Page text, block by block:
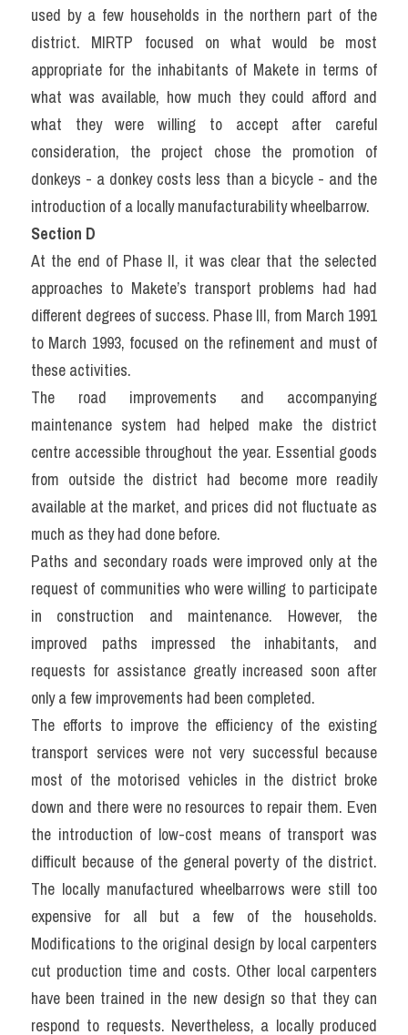
used by a few households in the northern part of the
district. MIRTP focused on what would be most
appropriate for the inhabitants of Makete in terms of
what was available, how much they could afford and
what they were willing to accept after careful
consideration, the project chose the promotion of
donkeys - a donkey costs less than a bicycle - and the
introduction of a locally manufacturability wheelbarrow.
Section D
At the end of Phase II, it was clear that the selected
approaches to Makete’s transport problems had had
different degrees of success. Phase III, from March 1991
to March 1993, focused on the refinement and must of
these activities.
The road improvements and accompanying
maintenance system had helped make the district
centre accessible throughout the year. Essential goods
from outside the district had become more readily
available at the market, and prices did not fluctuate as
much as they had done before.
Paths and secondary roads were improved only at the
request of communities who were willing to participate
in construction and maintenance. However, the
improved paths impressed the inhabitants, and
requests for assistance greatly increased soon after
only a few improvements had been completed.
The efforts to improve the efficiency of the existing
transport services were not very successful because
most of the motorised vehicles in the district broke
down and there were no resources to repair them. Even
the introduction of low-cost means of transport was
difficult because of the general poverty of the district.
The locally manufactured wheelbarrows were still too
expensive for all but a few of the households.
Modifications to the original design by local carpenters
cut production time and costs. Other local carpenters
have been trained in the new design so that they can
respond to requests. Nevertheless, a locally produced